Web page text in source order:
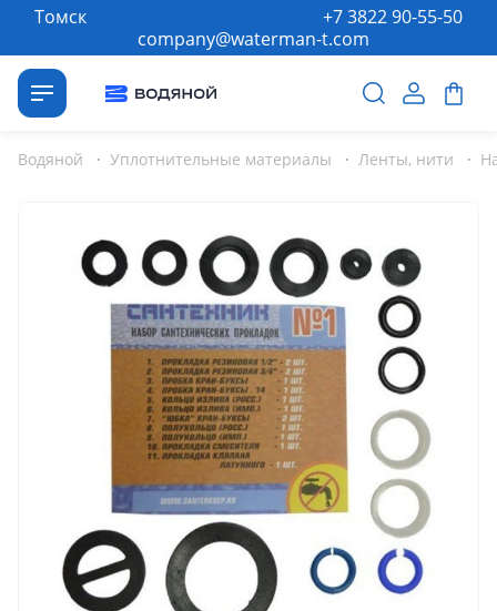
Томск
company@waterman-t.com
+7 3822 90-55-50
Водяной · Уплотнительные материалы · Ленты, нити ·